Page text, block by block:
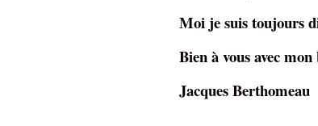
Moi je suis toujours
Bien à vous avec
Jacques Berthomeau